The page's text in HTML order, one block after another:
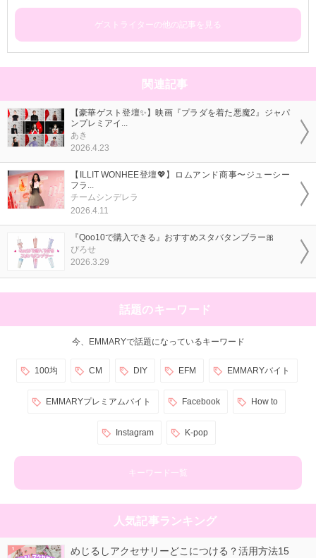
ゲストライターの他の記事を見る
関連記事
【豪華ゲスト登壇✨】映画『プラダを着た悪魔2』ジャパ
ンプレミアイ...
あき
2026.4.23
【ILLIT WONHEE登壇💖】ロムアンド商事〜ジューシー
フラ...
チームシンデレラ
2026.4.11
『Qoo10で購入できる』おすすめスタバタンブラー🎀
ぴろせ
2026.3.29
話題のキーワード
今、EMMARYで話題になっているキーワード
100均 CM DIY EFM EMMARYバイト
EMMARYプレミアムバイト Facebook How to
Instagram K-pop
キーワード一覧
人気記事ランキング
めじるしアクセサリーどこにつける？活用方法15